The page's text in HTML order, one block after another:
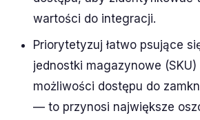
wartości do integracji.
Priorytetyzuj łatwo psujące
jednostki magazynowe
możliwości dostępu do
— to przynosi największe